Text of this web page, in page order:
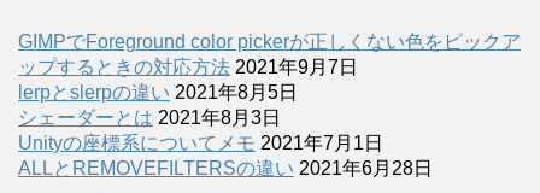
GIMPでForeground color pickerが正しくない色をピックア
ップするときの対応方法 2021年9月7日
lerpとslerpの違い 2021年8月5日
シェーダーとは 2021年8月3日
Unityの座標系についてメモ 2021年7月1日
ALLとREMOVEFILTERSの違い 2021年6月28日